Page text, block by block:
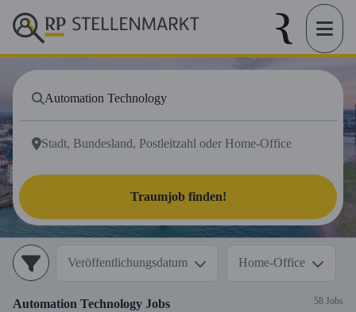
Traumjob finden!
Veröffentlichungsdatum Home-Office
Automation Technology Jobs 58 Jobs